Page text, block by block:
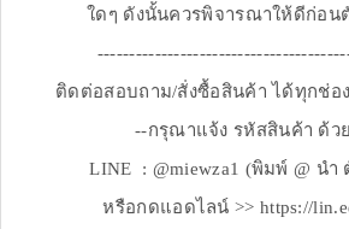
ใดๆ ดังนั้นควรพิจารณาให้ดีก่อ
ติดต่อสอบถาม/สั่งซื้อสินค้า ได้ทุกช่อ
--กรุณาแจ้ง รหัสสินค้า ด้ว
LINE : @miewza1 (พิมพ์ @ นำ
หรือกดแอดไลน์ >> https://